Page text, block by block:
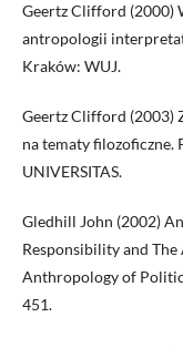
Geertz Clifford (2000)
antropologii
Kraków: WUJ.
Geertz Clifford (2003)
na tematy filozoficzne.
UNIVERSITAS.
Gledhill John (2002)
Responsibility and The
Anthropology of
451.